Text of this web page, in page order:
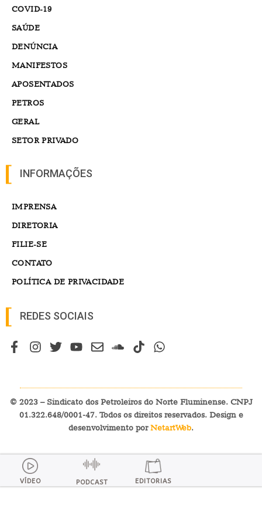
COVID-19
SAÚDE
DENÚNCIA
MANIFESTOS
APOSENTADOS
PETROS
GERAL
SETOR PRIVADO
INFORMAÇÕES
IMPRENSA
DIRETORIA
FILIE-SE
CONTATO
POLÍTICA DE PRIVACIDADE
REDES SOCIAIS
© 2023 – Sindicato dos Petroleiros do Norte Fluminense. CNPJ
01.322.648/0001-47. Todos os direitos reservados. Design e
desenvolvimento porNetartWeb.
VÍDEO PODCAST EDITORIAS